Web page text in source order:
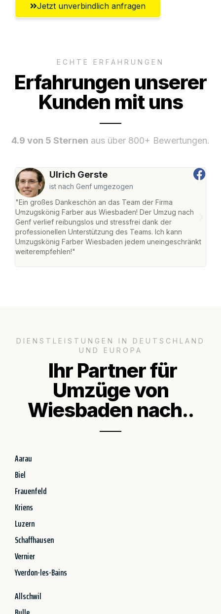
Jetzt unverbindlich anfragen
ECHTE ERFAHRUNGEN
Erfahrungen unserer
Kunden mit uns
4.9 von 5 Sternen aus über 800+ Bewertungen.
Ulrich Gerste
ist nach Genf umgezogen
"Ein großes Dankeschön an das Team der Firma
Umzugskönig Farber aus Wiesbaden! Der Umzug nach
Genf verlief reibungslos und stressfrei dank der
professionellen Unterstützung des Teams. Ich kann
Umzugskönig Farber Wiesbaden jedem uneingeschränkt
weiterempfehlen!"
DIENSTLEISTUNGEN IN DEUTSCHLAND
UND EUROPA
Ihr Partner für
Umzüge von
Wiesbaden nach..
Aarau
Biel
Frauenfeld
Kriens
Luzern
Schaffhausen
Vernier
Yverdon-les-Bains
Allschwil